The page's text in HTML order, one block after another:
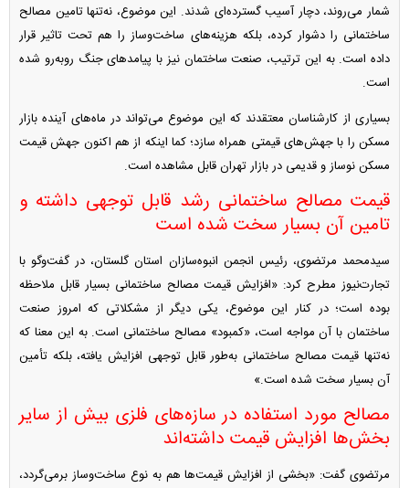
شمار می‌روند، دچار آسیب گسترده‌ای شدند. این موضوع، نه‌تنها تامین مصالح
ساختمانی را دشوار کرده، بلکه هزینه‌های ساخت‌وساز را هم تحت تاثیر قرار
داده است. به این ترتیب، صنعت ساختمان نیز با پیامد‌های جنگ رو‌به‌رو شده
است.
بسیاری از کارشناسان معتقدند که این موضوع می‌تواند در ماه‌های آینده بازار
مسکن را با جهش‌های قیمتی همراه سازد؛ کما اینکه از هم اکنون جهش قیمت
مسکن نوساز و قدیمی در بازار تهران قابل مشاهده است.
قیمت مصالح ساختمانی رشد قابل توجهی داشته و
تامین آن بسیار سخت شده است
سیدمحمد مرتضوی، رئیس انجمن انبوه‌سازان استان گلستان، در گفت‌و‌گو با
تجارت‌نیوز مطرح کرد: «افزایش قیمت مصالح ساختمانی بسیار قابل ملاحظه
بوده است؛ در کنار این موضوع، یکی دیگر از مشکلاتی که امروز صنعت
ساختمان با آن مواجه است، «کمبود» مصالح ساختمانی است. به این معنا که
نه‌تنها قیمت مصالح ساختمانی به‌طور قابل توجهی افزایش یافته، بلکه تأمین
آن بسیار سخت شده است.»
مصالح مورد استفاده در سازه‌های فلزی بیش از سایر
بخش‌ها افزایش قیمت داشته‌اند
مرتضوی گفت: «بخشی از افزایش قیمت‌ها هم به نوع ساخت‌وساز برمی‌گردد،